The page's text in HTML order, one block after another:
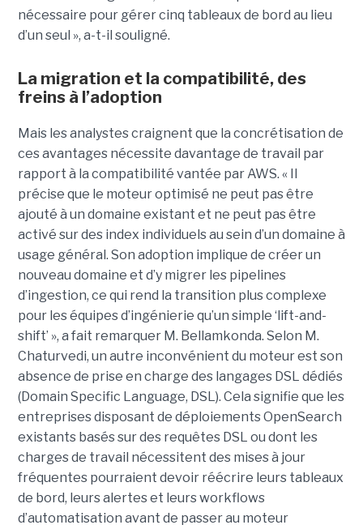
nécessaire pour gérer cinq tableaux de bord au lieu
d’un seul », a-t-il souligné.
La migration et la compatibilité, des
freins à l’adoption
Mais les analystes craignent que la concrétisation de
ces avantages nécessite davantage de travail par
rapport à la compatibilité vantée par AWS. « Il
précise que le moteur optimisé ne peut pas être
ajouté à un domaine existant et ne peut pas être
activé sur des index individuels au sein d’un domaine à
usage général. Son adoption implique de créer un
nouveau domaine et d’y migrer les pipelines
d’ingestion, ce qui rend la transition plus complexe
pour les équipes d’ingénierie qu’un simple ‘lift-and-
shift’ », a fait remarquer M. Bellamkonda. Selon M.
Chaturvedi, un autre inconvénient du moteur est son
absence de prise en charge des langages DSL dédiés
(Domain Specific Language, DSL). Cela signifie que les
entreprises disposant de déploiements OpenSearch
existants basés sur des requêtes DSL ou dont les
charges de travail nécessitent des mises à jour
fréquentes pourraient devoir réécrire leurs tableaux
de bord, leurs alertes et leurs workflows
d’automatisation avant de passer au moteur